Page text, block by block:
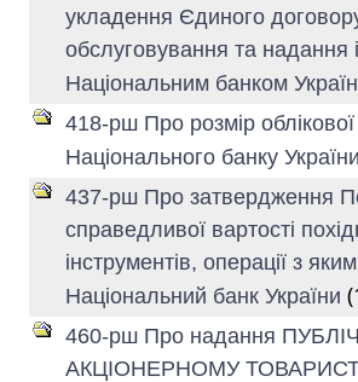
укладення Єдиного
обслуговування та надання
Національним банком
418-рш Про розмір облікової
Національного банку України
437-рш Про затвердження
справедливої вартості
інструментів, операції з
Національний банк України
460-рш Про надання
АКЦІОНЕРНОМУ